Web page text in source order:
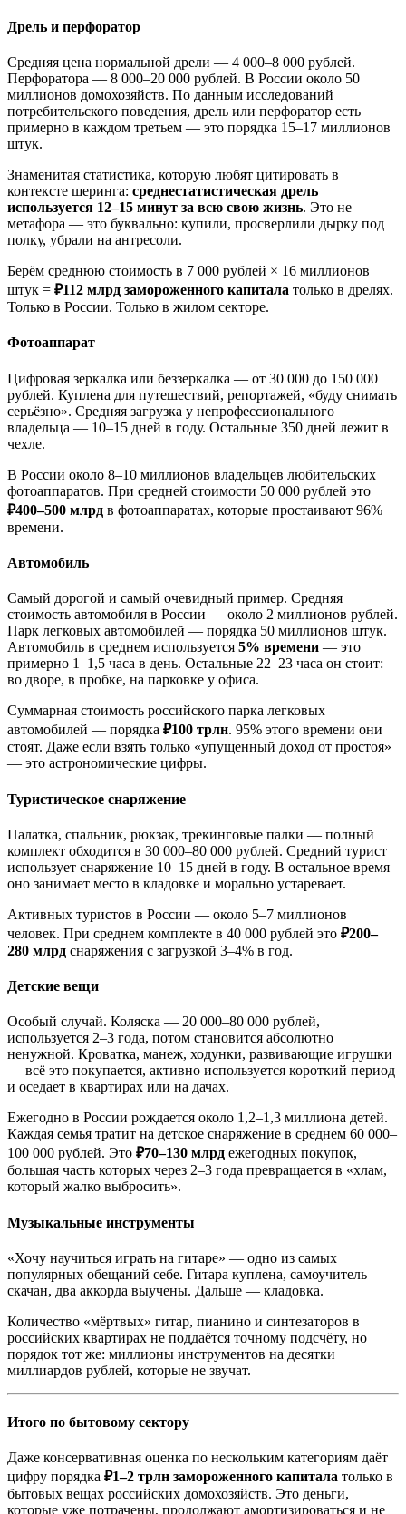
Дрель и перфоратор
Средняя цена нормальной дрели — 4 000–8 000 рублей.
Перфоратора — 8 000–20 000 рублей. В России около 50
миллионов домохозяйств. По данным исследований
потребительского поведения, дрель или перфоратор есть
примерно в каждом третьем — это порядка 15–17 миллионов
штук.
Знаменитая статистика, которую любят цитировать в
контексте шеринга: среднестатистическая дрель
используется 12–15 минут за всю свою жизнь. Это не
метафора — это буквально: купили, просверлили дырку под
полку, убрали на антресоли.
Берём среднюю стоимость в 7 000 рублей × 16 миллионов
штук = ₽112 млрд замороженного капитала только в дрелях.
Только в России. Только в жилом секторе.
Фотоаппарат
Цифровая зеркалка или беззеркалка — от 30 000 до 150 000
рублей. Куплена для путешествий, репортажей, «буду снимать
серьёзно». Средняя загрузка у непрофессионального
владельца — 10–15 дней в году. Остальные 350 дней лежит в
чехле.
В России около 8–10 миллионов владельцев любительских
фотоаппаратов. При средней стоимости 50 000 рублей это
₽400–500 млрд в фотоаппаратах, которые простаивают 96%
времени.
Автомобиль
Самый дорогой и самый очевидный пример. Средняя
стоимость автомобиля в России — около 2 миллионов рублей.
Парк легковых автомобилей — порядка 50 миллионов штук.
Автомобиль в среднем используется 5% времени — это
примерно 1–1,5 часа в день. Остальные 22–23 часа он стоит:
во дворе, в пробке, на парковке у офиса.
Суммарная стоимость российского парка легковых
автомобилей — порядка ₽100 трлн. 95% этого времени они
стоят. Даже если взять только «упущенный доход от простоя»
— это астрономические цифры.
Туристическое снаряжение
Палатка, спальник, рюкзак, трекинговые палки — полный
комплект обходится в 30 000–80 000 рублей. Средний турист
использует снаряжение 10–15 дней в году. В остальное время
оно занимает место в кладовке и морально устаревает.
Активных туристов в России — около 5–7 миллионов
человек. При среднем комплекте в 40 000 рублей это ₽200–
280 млрд снаряжения с загрузкой 3–4% в год.
Детские вещи
Особый случай. Коляска — 20 000–80 000 рублей,
используется 2–3 года, потом становится абсолютно
ненужной. Кроватка, манеж, ходунки, развивающие игрушки
— всё это покупается, активно используется короткий период
и оседает в квартирах или на дачах.
Ежегодно в России рождается около 1,2–1,3 миллиона детей.
Каждая семья тратит на детское снаряжение в среднем 60 000–
100 000 рублей. Это ₽70–130 млрд ежегодных покупок,
большая часть которых через 2–3 года превращается в «хлам,
который жалко выбросить».
Музыкальные инструменты
«Хочу научиться играть на гитаре» — одно из самых
популярных обещаний себе. Гитара куплена, самоучитель
скачан, два аккорда выучены. Дальше — кладовка.
Количество «мёртвых» гитар, пианино и синтезаторов в
российских квартирах не поддаётся точному подсчёту, но
порядок тот же: миллионы инструментов на десятки
миллиардов рублей, которые не звучат.
Итого по бытовому сектору
Даже консервативная оценка по нескольким категориям даёт
цифру порядка ₽1–2 трлн замороженного капитала только в
бытовых вещах российских домохозяйств. Это деньги,
которые уже потрачены, продолжают амортизироваться и не